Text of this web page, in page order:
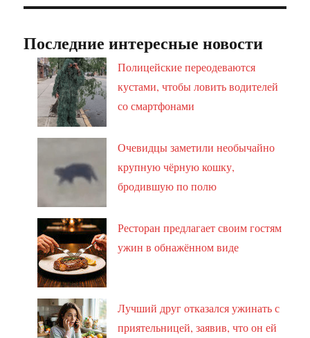
Последние интересные новости
Полицейские переодеваются
кустами, чтобы ловить водителей
со смартфонами
Очевидцы заметили необычайно
крупную чёрную кошку,
бродившую по полю
Ресторан предлагает своим гостям
ужин в обнажённом виде
Лучший друг отказался ужинать с
приятельницей, заявив, что он ей